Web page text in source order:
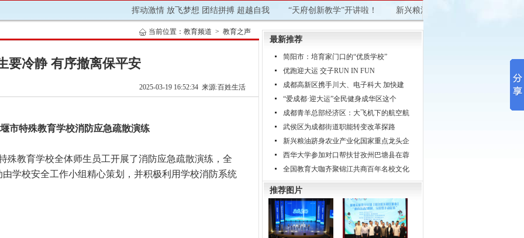
挥动激情 放飞梦想 团结拼搏 超越自我 “天府创新教学”开讲啦！ 新兴粮油跻身农业产业化国家重点龙头企
当前位置： 教育频道 > 教育之声
要冷静 有序撤离保平安
2025-03-19 16:52:34 来源:百姓生活
市特殊教育学校消防应急疏散演练
殊教育学校全体师生员工开展了消防应急疏散演练，全
学校安全工作小组精心策划，并积极利用学校消防系统
最新推荐
简阳市：培育家门口的“优质学校”
优跑迎大运 交子RUN IN FUN
成都高新区携手川大、电子科大 加快建
“爱成都·迎大运”全民健身成华区这个
成都青羊总部经济区：大飞机下的航空航
武侯区为成都街道职能转变改革探路
新兴粮油跻身农业产业化国家重点龙头企
西华大学参加对口帮扶甘孜州巴塘县在蓉
全国教育大咖齐聚锦江共商百年名校文化
推荐图片